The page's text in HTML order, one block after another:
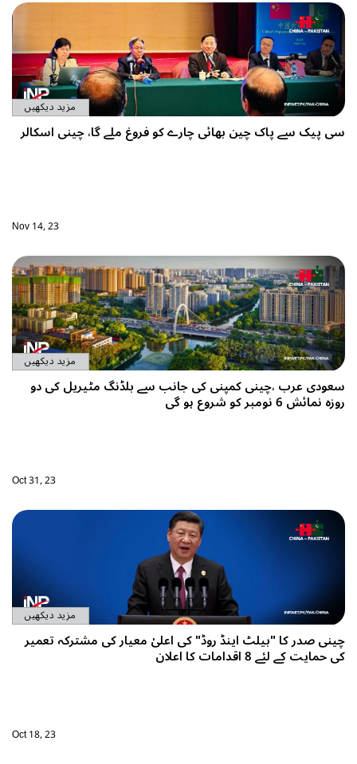
مزید دیکھیں
سی پیک سے پاک چین بھائی چارے کو فروغ ملے گا، چینی اسکالر
Nov 14, 23
مزید دیکھیں
سعودی عرب ،چینی کمپنی کی جانب سے بلڈنگ مٹیریل کی دو
روزہ نمائش 6 نومبر کو شروع ہو گی
Oct 31, 23
مزید دیکھیں
چینی صدر کا "بیلٹ اینڈ روڈ" کی اعلیٰ معیار کی مشترکہ تعمیر
کی حمایت کے لئے 8 اقدامات کا اعلان
Oct 18, 23